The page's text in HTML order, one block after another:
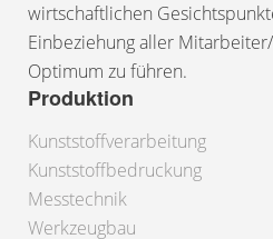
wirtschaftlichen
Einbeziehung aller
Optimum zu führen.
Produktion
Kunststoffverarbeitung
Kunststoffbedruckung
Messtechnik
Werkzeugbau